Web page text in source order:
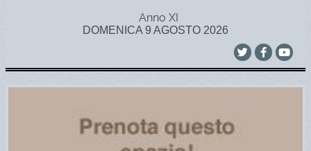
Anno XI
DOMENICA 9 AGOSTO 2026